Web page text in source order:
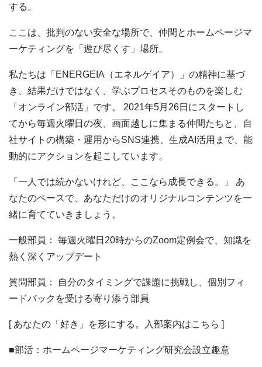
する。
ここは、批判のない安全な場所で、仲間とホームページマ
ーケティングを「遊び尽くす」場所。
私たちは「ENERGEIA（エネルゲイア）」の精神に基づ
き、結果だけではなく、学ぶプロセスそのものを楽しむ
「オンライン部活」です。 2021年5月26日にスタートし
てから毎週火曜日の夜、画面越しに集まる仲間たちと、自
社サイトの構築・運用からSNS連携、生成AI活用まで、能
動的にアクションを起こしています。
「一人では続かないけれど、ここなら成長できる。」 あ
なたのペースで、あなただけのオリジナルコンテンツを一
緒に育てていきましょう。
一般部員： 毎週火曜日20時からのZoom定例会で、知識を
熱く深くアップデート
質問部員： 自分のタイミングで課題に挑戦し、個別フィ
ードバックを受ける寄り添う部員
[ あなたの「好き」を形にする。入部案内はこちら ]
■部活：ホームページマーケティング研究会設立趣意